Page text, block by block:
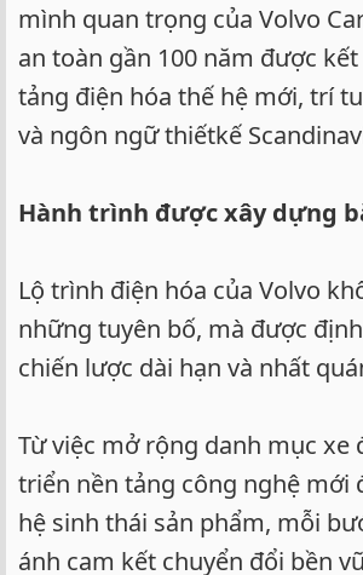
mình quan trọng của Volvo
an toàn gần 100 năm được
tảng điện hóa thế hệ mới, trí
và ngôn ngữ thiếtkế
Hành trình được xây dựng
Lộ trình điện hóa của Volvo
những tuyên bố, mà được
chiến lược dài hạn và nhất
Từ việc mở rộng danh mục xe
triển nền tảng công nghệ mới
hệ sinh thái sản phẩm, mỗi
ánh cam kết chuyển đổi bền